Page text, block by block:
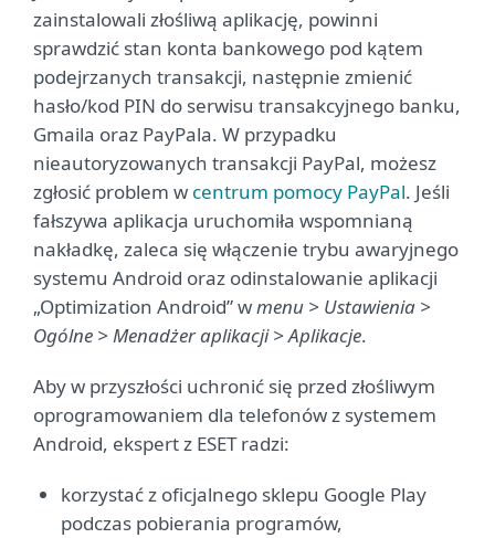
zainstalowali złośliwą aplikację, powinni
sprawdzić stan konta bankowego pod kątem
podejrzanych transakcji, następnie zmienić
hasło/kod PIN do serwisu transakcyjnego banku,
Gmaila oraz PayPala. W przypadku
nieautoryzowanych transakcji PayPal, możesz
zgłosić problem w centrum pomocy PayPal. Jeśli
fałszywa aplikacja uruchomiła wspomnianą
nakładkę, zaleca się włączenie trybu awaryjnego
systemu Android oraz odinstalowanie aplikacji
„Optimization Android” wmenu > Ustawienia >
Ogólne > Menadżer aplikacji > Aplikacje.
Aby w przyszłości uchronić się przed złośliwym
oprogramowaniem dla telefonów z systemem
Android, ekspert z ESET radzi:
korzystać z oficjalnego sklepu Google Play
podczas pobierania programów,